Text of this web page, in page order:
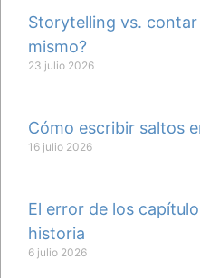
Storytelling vs.
mismo?
23 julio 2026
Cómo escribir saltos
16 julio 2026
El error de los
historia
6 julio 2026